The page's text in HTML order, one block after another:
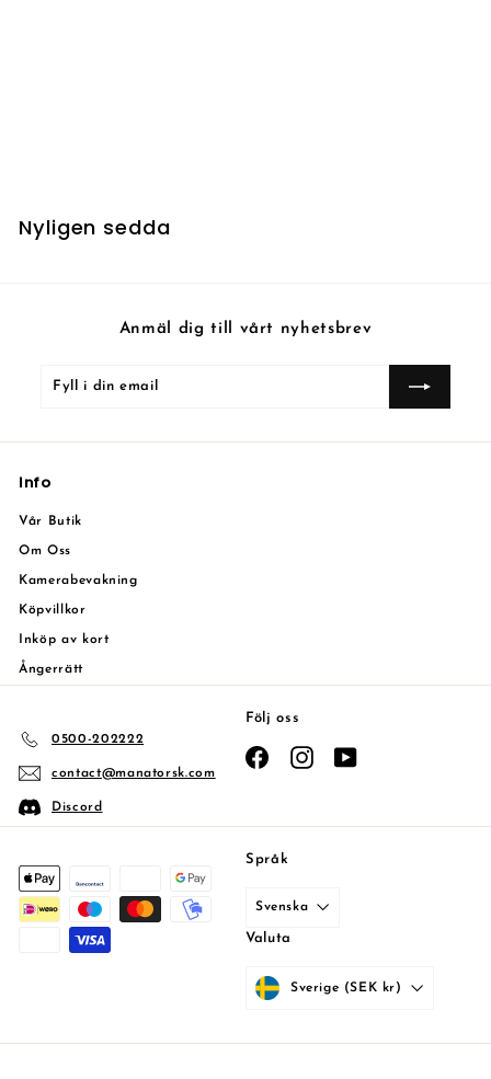
Nyligen sedda
Anmäl dig till vårt nyhetsbrev
Fyll
email
Prenumerera
Info
Vår Butik
Om Oss
Kamerabevakning
Köpvillkor
Inköp av kort
Ångerrätt
0500-202222
contact@manatorsk.com
Discord
Följ oss
FacebookInstagram
Språk
Svenska
Valuta
Sverige (SEK kr)